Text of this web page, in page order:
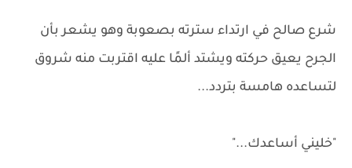
شرع صالح في ارتداء سترته بصعوبة وهو يشعر بأن
الجرح يعيق حركته ويشتد ألمًا عليه اقتربت منه شروق
لتساعده هامسة بتردد...
"خليني أساعدك..."